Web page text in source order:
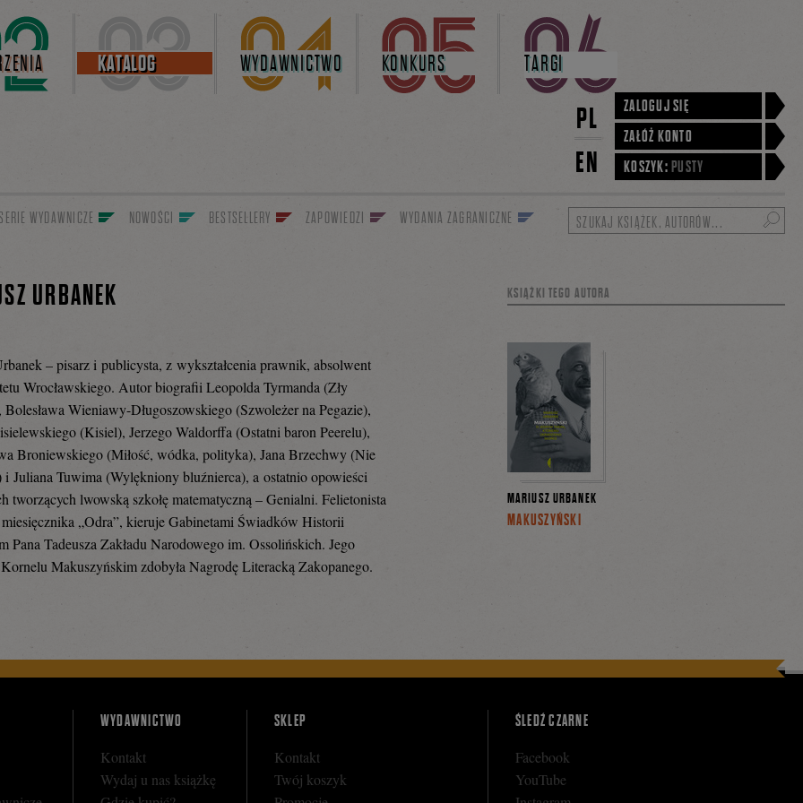
KATALOG WYDAWNICTWO KONKURS TARGI
PL
EN
ZALOGUJ SIĘ
ZAŁÓŻ KONTO
KOSZYK: PUSTY
SERIE WYDAWNICZE NOWOŚCI BESTSELLERY ZAPOWIEDZI WYDANIA ZAGRANICZNE
URBANEK
– pisarz i publicysta, z wykształcenia prawnik, absolwent
Wrocławskiego. Autor biografii Leopolda Tyrmanda (Zły
Bolesława Wieniawy-Długoszowskiego (Szwoleżer na Pegazie),
(Kisiel), Jerzego Waldorffa (Ostatni baron Peerelu),
Broniewskiego (Miłość, wódka, polityka), Jana Brzechwy (Nie
i Juliana Tuwima (Wylękniony bluźnierca), a ostatnio opowieści
tworzących lwowską szkołę matematyczną – Genialni. Felietonista
„Odra”, kieruje Gabinetami Świadków Historii
Pana Tadeusza Zakładu Narodowego im. Ossolińskich. Jego
Makuszyńskim zdobyła Nagrodę Literacką Zakopanego.
KSIĄŻKI TEGO AUTORA
MARIUSZ URBANEK
MAKUSZYŃSKI
WYDAWNICTWO
Kontakt
Wydaj u nas książkę
SKLEP
Kontakt
Twój koszyk
ŚLEDŹ CZARNE
Facebook
YouTube